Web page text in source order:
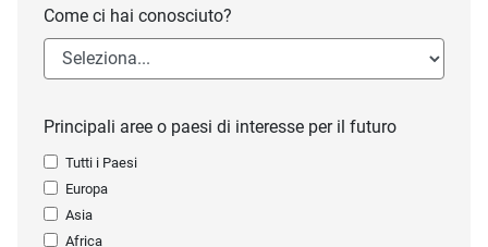
Come ci hai conosciuto?
Principali aree o paesi di interesse per il futuro
Tutti i Paesi
Europa
Asia
Africa